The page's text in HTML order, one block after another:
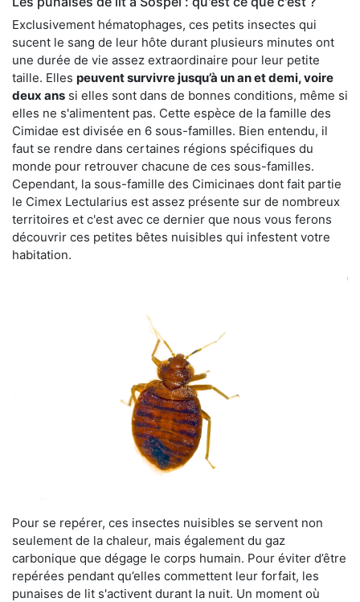
Exclusivement hématophages, ces petits insectes qui
sucent le sang de leur hôte durant plusieurs minutes ont
une durée de vie assez extraordinaire pour leur petite
taille. Elles peuvent survivre jusqu’à un an et demi, voire
deux ans si elles sont dans de bonnes conditions, même si
elles ne s'alimentent pas. Cette espèce de la famille des
Cimidae est divisée en 6 sous-familles. Bien entendu, il
faut se rendre dans certaines régions spécifiques du
monde pour retrouver chacune de ces sous-familles.
Cependant, la sous-famille des Cimicinaes dont fait partie
le Cimex Lectularius est assez présente sur de nombreux
territoires et c'est avec ce dernier que nous vous ferons
découvrir ces petites bêtes nuisibles qui infestent votre
habitation.
Pour se repérer, ces insectes nuisibles se servent non
seulement de la chaleur, mais également du gaz
carbonique que dégage le corps humain. Pour éviter d’être
repérées pendant qu’elles commettent leur forfait, les
punaises de lit s'activent durant la nuit. Un moment où